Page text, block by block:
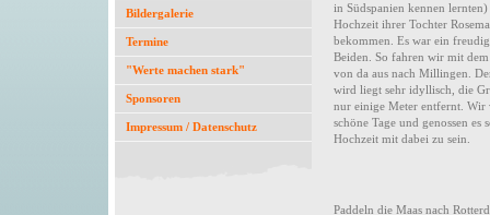
Bildergalerie
Termine
"Werte machen stark"
Sponsoren
Impressum / Datenschutz
in Südspanien kennen
Hochzeit ihrer Tochter
bekommen. Es war ein
Beiden. So fahren wir mit
von da aus nach Millingen.
wird liegt sehr idyllisch, die
nur einige Meter entfernt.
schöne Tage und genossen es
Hochzeit mit dabei zu sein.
Paddeln die Maas nach